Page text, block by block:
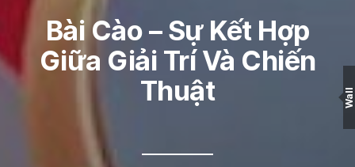
Bài Cào – Sự Kết Hợp
Giữa Giải Trí Và Chiến
Thuật
Wall